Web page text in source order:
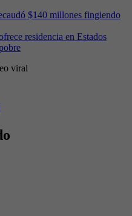
$140 millones fingiendo
residencia en Estados
viral